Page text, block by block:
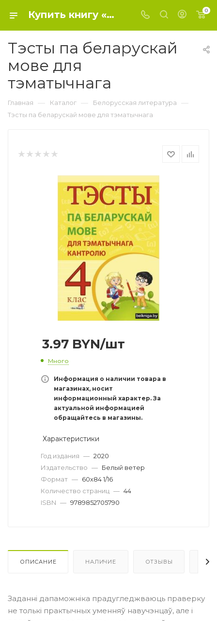
Купить книгу «Тэсты па беларускай мове для тэматычнага» 2020, - Белорусская литература 0
Тэсты па беларускай
мове для
тэматычнага
Главная — Каталог — Белорусская литература —
Тэсты па беларускай мове для тэматычнага
3.97 BYN/шт
Много
Информация о наличии товара в
магазинах, носит
информационный характер. За
актуальной информацией
обращайтесь в магазины.
Характеристики
Год издания — 2020
Издательство — Белый ветер
Формат — 60х84 1/16
Количество страниц — 44
ISBN — 9789852705790
ОПИСАНИЕ НАЛИЧИЕ ОТЗЫВЫ
Заданні дапаможніка прадугледжваюць праверку
не толькі практычных уменняў навучэнцаў, але і